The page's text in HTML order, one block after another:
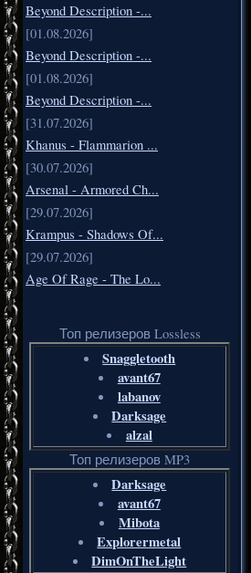
Beyond Description -...
[01.08.2026]
Beyond Description -...
[01.08.2026]
Beyond Description -...
[31.07.2026]
Khanus - Flammarion ...
[30.07.2026]
Arsenal - Armored Ch...
[29.07.2026]
Krampus - Shadows Of...
[29.07.2026]
Age Of Rage - The Lo...
Топ релизеров Lossless
Snaggletooth
avant67
labanov
Darksage
alzal
Топ релизеров MP3
Darksage
avant67
Mibota
Explorermetal
DimOnTheLight